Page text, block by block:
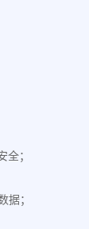
；
据；